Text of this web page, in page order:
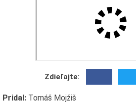
Zdieľajte:
Pridal: Tomáš Mojžiš